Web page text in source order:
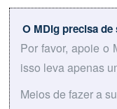
O MDig precisa de
Por favor, apoie o
isso leva apenas
Meios de fazer a